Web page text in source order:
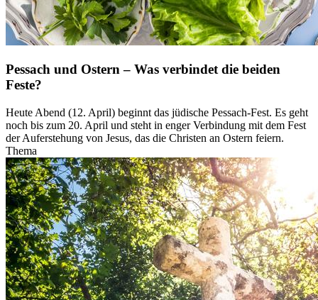
Pessach und Ostern – Was verbindet die beiden
Feste?
Heute Abend (12. April) beginnt das jüdische Pessach-Fest. Es geht
noch bis zum 20. April und steht in enger Verbindung mit dem Fest
der Auferstehung von Jesus, das die Christen an Ostern feiern.
Thema